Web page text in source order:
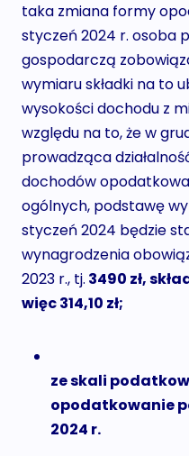
taka zmiana formy
styczeń 2024 r. osoba
gospodarczą
wymiaru składki na to
wysokości dochodu z
względu na to, że w
prowadząca
dochodów
ogólnych, podstawę
styczeń 2024 będzie
wynagrodzenia
2023 r., tj. 3490 zł,
więc 314,10 zł;
ze skali
opodatkowanie
2024 r.